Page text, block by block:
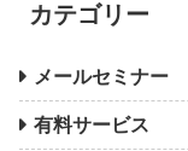
カテゴリー
メールセミナー
有料サービス